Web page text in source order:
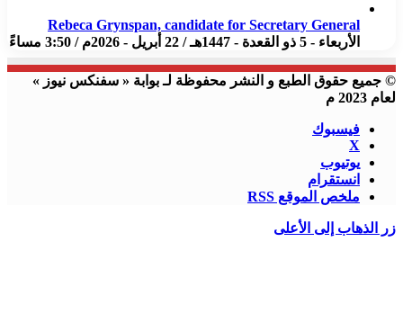
Rebeca Grynspan, candidate for Secretary General
الأربعاء - 5 ذو القعدة - 1447هـ / 22 أبريل - 2026م / 3:50 مساءً
© جميع حقوق الطبع و النشر محفوظة لـ بوابة « سفنكس نيوز »
لعام 2023 م
فيسبوك
X
يوتيوب
انستقرام
ملخص الموقع RSS
زر الذهاب إلى الأعلى